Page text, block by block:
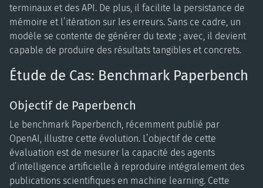
terminaux et des API. De plus, il facilite la persistance de
mémoire et l’itération sur les erreurs. Sans ce cadre, un
modèle se contente de générer du texte ; avec, il devient
capable de produire des résultats tangibles et concrets.
Étude de Cas: Benchmark Paperbench
Objectif de Paperbench
Le benchmark Paperbench, récemment publié par
OpenAI, illustre cette évolution. L’objectif de cette
évaluation est de mesurer la capacité des agents
d’intelligence artificielle à reproduire intégralement des
publications scientifiques en machine learning. Cette